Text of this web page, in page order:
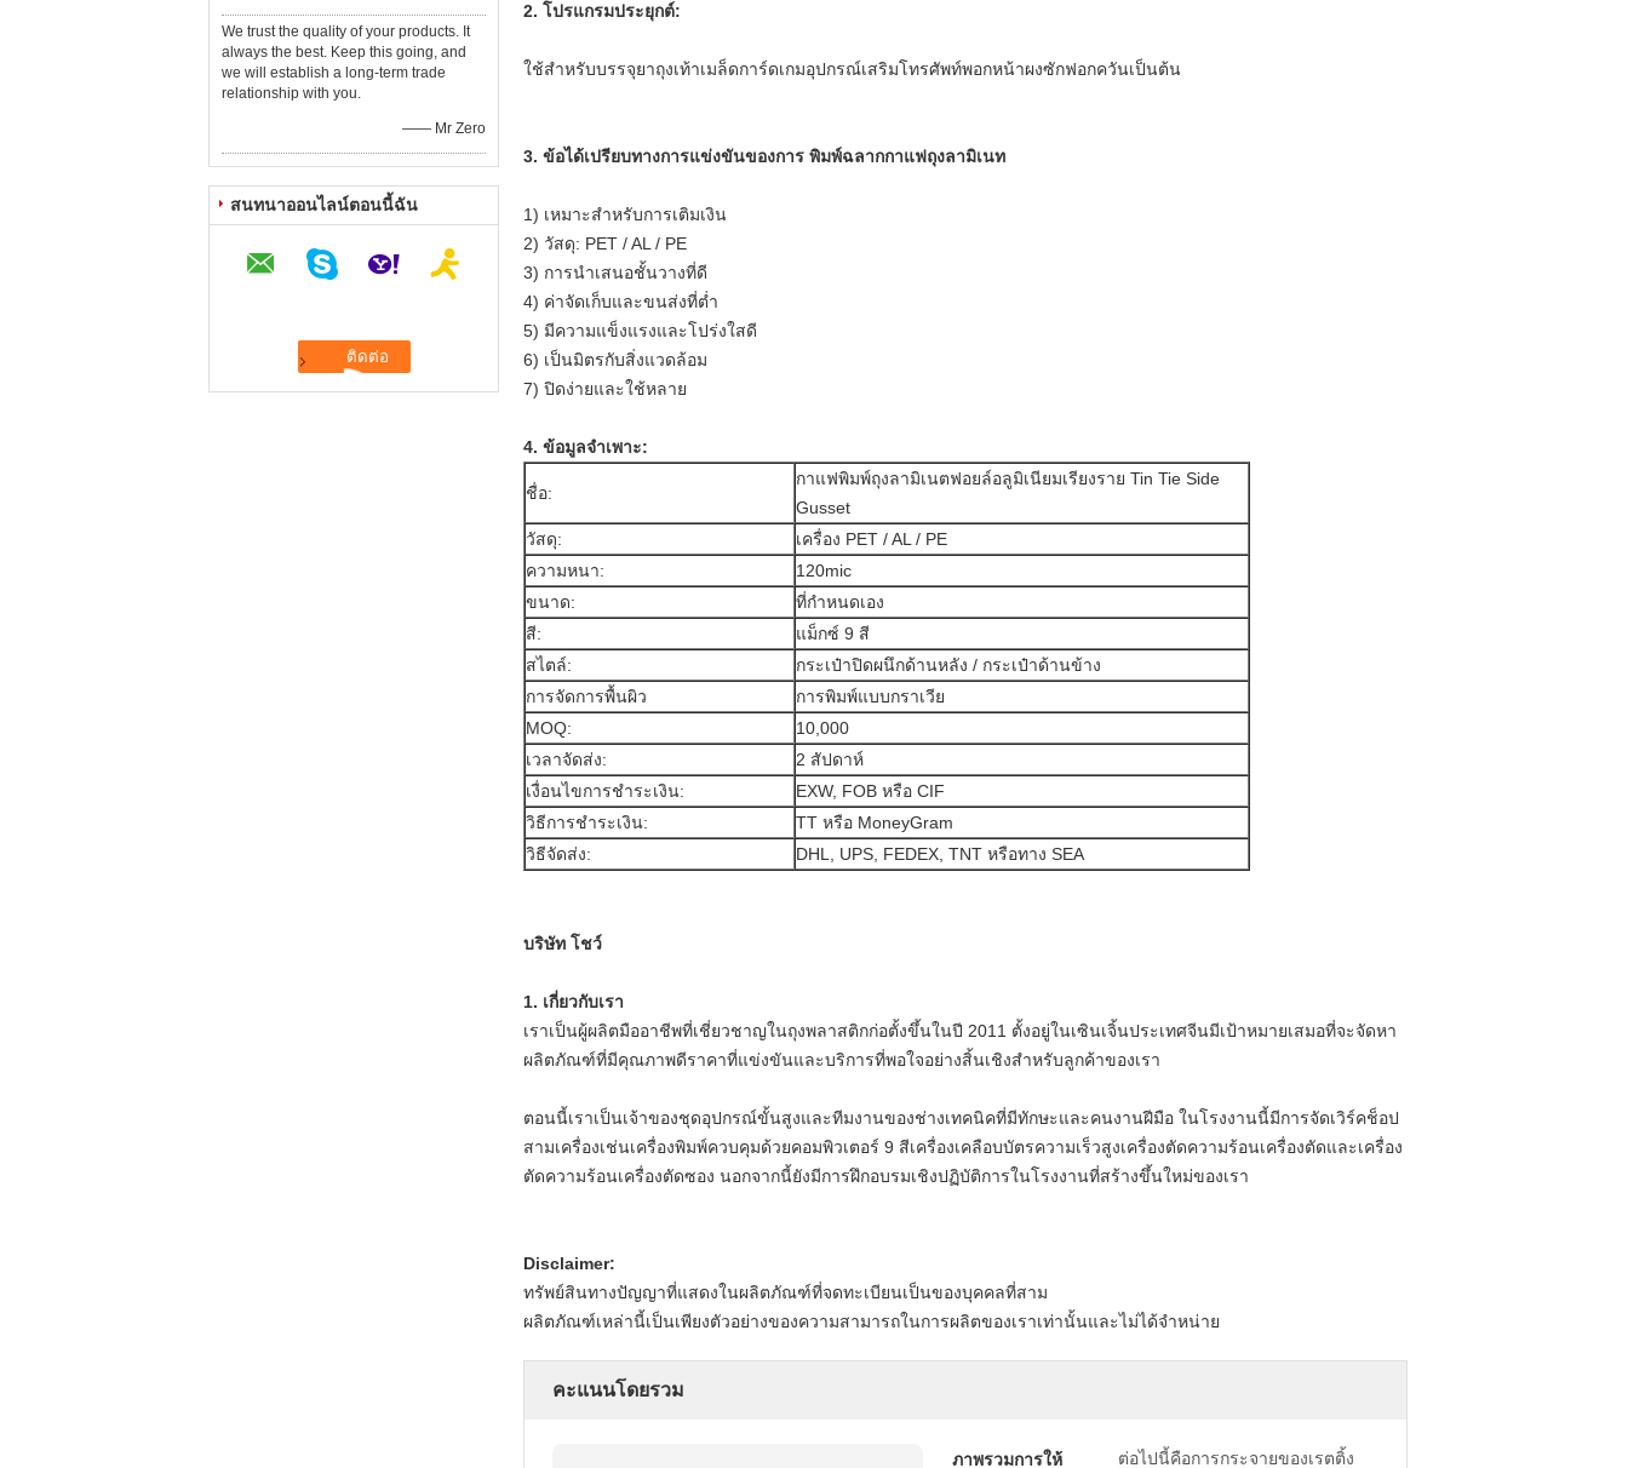
We trust the quality of your products. It
always the best. Keep this going, and
we will establish a long-term trade
relationship with you.
—— Mr Zero
สนทนาออนไลน์ตอนนี้ฉัน
2. โปรแกรมประยุกต์:
ใช้สำหรับบรรจุยาถุงเท้าเมล็ดการ์ดเกมอุปกรณ์เสริมโทรศัพท์พอกหน้าผงซักฟอกควันเป็นต้น
3. ข้อได้เปรียบทางการแข่งขันของการ พิมพ์ฉลากกาแฟถุงลามิเนท
1) เหมาะสำหรับการเติมเงิน
2) วัสดุ: PET / AL / PE
3) การนำเสนอชั้นวางที่ดี
4) ค่าจัดเก็บและขนส่งที่ต่ำ
5) มีความแข็งแรงและโปร่งใสดี
6) เป็นมิตรกับสิ่งแวดล้อม
7) ปิดง่ายและใช้หลาย
4. ข้อมูลจำเพาะ:
ชื่อ:
กาแฟพิมพ์ถุงลามิเนตฟอยล์อลูมิเนียมเรียงราย Tin Tie Side
Gusset
วัสดุ:
เครื่อง PET / AL / PE
ความหนา:
120mic
ขนาด:
ที่กำหนดเอง
สี:
แม็กซ์ 9 สี
สไตล์:
กระเป๋าปิดผนึกด้านหลัง / กระเป๋าด้านข้าง
การจัดการพื้นผิว
การพิมพ์แบบกราเวีย
MOQ:
10,000
เวลาจัดส่ง:
2 สัปดาห์
เงื่อนไขการชำระเงิน:
EXW, FOB หรือ CIF
วิธีการชำระเงิน:
TT หรือ MoneyGram
วิธีจัดส่ง:
DHL, UPS, FEDEX, TNT หรือทาง SEA
บริษัท โชว์
1. เกี่ยวกับเรา
เราเป็นผู้ผลิตมืออาชีพที่เชี่ยวชาญในถุงพลาสติกก่อตั้งขึ้นในปี 2011 ตั้งอยู่ในเซินเจิ้นประเทศจีนมีเป้าหมายเสมอที่จะจัดหา
ผลิตภัณฑ์ที่มีคุณภาพดีราคาที่แข่งขันและบริการที่พอใจอย่างสิ้นเชิงสำหรับลูกค้าของเรา
ตอนนี้เราเป็นเจ้าของชุดอุปกรณ์ขั้นสูงและทีมงานของช่างเทคนิคที่มีทักษะและคนงานฝีมือ ในโรงงานนี้มีการจัดเวิร์คช็อป
สามเครื่องเช่นเครื่องพิมพ์ควบคุมด้วยคอมพิวเตอร์ 9 สีเครื่องเคลือบบัตรความเร็วสูงเครื่องตัดความร้อนเครื่องตัดและเครื่อง
ตัดความร้อนเครื่องตัดซอง นอกจากนี้ยังมีการฝึกอบรมเชิงปฏิบัติการในโรงงานที่สร้างขึ้นใหม่ของเรา
Disclaimer:
ทรัพย์สินทางปัญญาที่แสดงในผลิตภัณฑ์ที่จดทะเบียนเป็นของบุคคลที่สาม
ผลิตภัณฑ์เหล่านี้เป็นเพียงตัวอย่างของความสามารถในการผลิตของเราเท่านั้นและไม่ได้จำหน่าย
คะแนนโดยรวม
ภาพรวมการให้
ต่อไปนี้คือการกระจายของเรตติ้ง